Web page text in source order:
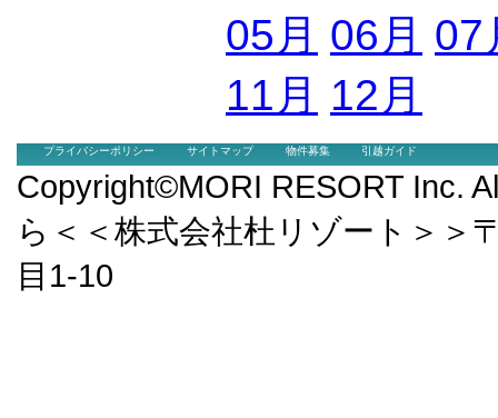
05月 06月 07
11月 12月
プライバシーポリシー サイトマップ 物件募集 引越ガイド
Copyright©MORI RESORT Inc.
ら＜＜株式会社杜リゾート＞＞
目1-10